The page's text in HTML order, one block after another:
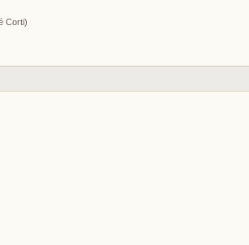
Corti)